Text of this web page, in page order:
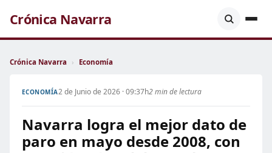
Crónica Navarra
Crónica Navarra › Economía
ECONOMÍA2 de Junio de 2026 · 09:37h2 min de lectura
Navarra logra el mejor dato de
paro en mayo desde 2008, con